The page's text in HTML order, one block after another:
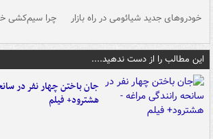
خودروهای جدید شیائومی در راه بازار چرا سیم‌کشی
این مطالب را از دست ندهید....
جان باختن چهار نفر در
هشترود+ فیلم